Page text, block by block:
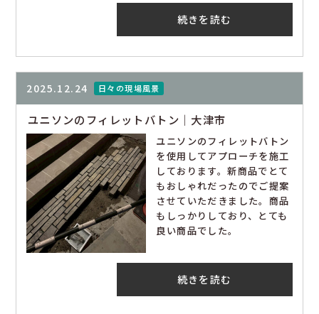
続きを読む
2025.12.24 日々の現場風景
ユニソンのフィレットバトン｜大津市
ユニソンのフィレットバトン
を使用してアプローチを施工
しております。新商品でとて
もおしゃれだったのでご提案
させていただきました。商品
もしっかりしており、とても
良い商品でした。
続きを読む